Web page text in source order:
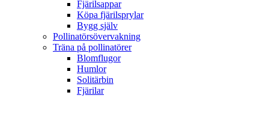
Fjärilsappar
Köpa fjärilsprylar
Bygg själv
Pollinatörsövervakning
Träna på pollinatörer
Blomflugor
Humlor
Solitärbin
Fjärilar